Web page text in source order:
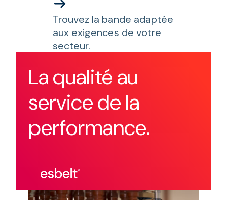
Trouvez la bande adaptée
aux exigences de votre
secteur.
La qualité au
service de la
performance.